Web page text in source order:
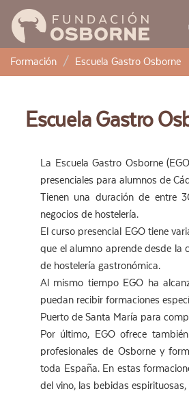
Pasar
al
principal
Formación Escuela Gastro Osborne
Escuela Gastro
La Escuela Gastro Osborne
presenciales para alumnos de
Tienen una duración de entre
negocios de hostelería.
El curso presencial EGO tiene
que el alumno aprende desde la
de hostelería gastronómica.
Al mismo tiempo EGO ha
puedan recibir formaciones
Puerto de Santa María para
Por último, EGO ofrece
profesionales de Osborne y
toda España. En estas
del vino, las bebidas